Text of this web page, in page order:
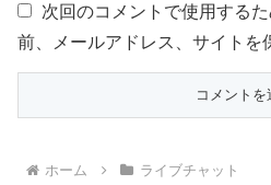
次回のコメントで使用する
前、メールアドレス、サイトを
ホーム ライブチャット